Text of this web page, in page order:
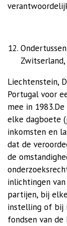
Liechtenstein,
Portugal voor
mee in
elke dagboete
inkomsten en
dat de
de
inlichtingen
partijen, bij
instelling of bij
fondsen van